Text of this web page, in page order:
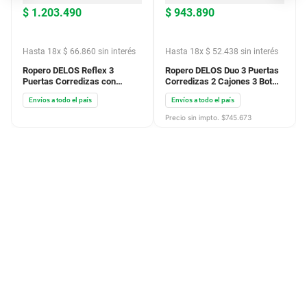
$ 1.203.490
Hasta 18x $ 66.860 sin interés
Ropero DELOS Reflex 3
Puertas Corredizas con
Espejos 2 Cajones
210X183X58 Pino Cascina
Envíos a todo el país
$ 943.890
Hasta 18x $ 52.438 sin interés
Ropero DELOS Duo 3 Puertas
Corredizas 2 Cajones 3 Bot
con Espejo 216X180X58 Pino
Cascina Gris DUO03PCGS
Envíos a todo el país
Precio sin impto. $745.673